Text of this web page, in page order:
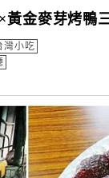
黃金麥芽烤鴨
灣小吃